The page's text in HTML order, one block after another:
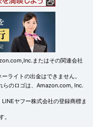
またはその関連会社
ライトの出金はできません。
のロゴは、Amazon.com, Inc.
ヤフー株式会社の登録商標ま
。